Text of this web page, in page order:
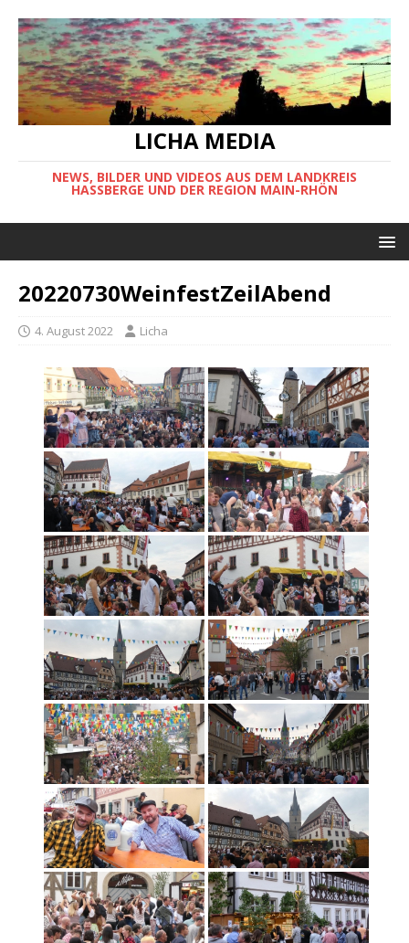
LICHA MEDIA
NEWS, BILDER UND VIDEOS AUS DEM LANDKREIS
HASSBERGE UND DER REGION MAIN-RHÖN
20220730WeinfestZeilAbend
4. August 2022 Licha